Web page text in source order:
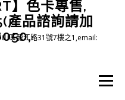
】色卡專售,
產品諮詢請加
區龍江路31號7樓之1,email:
選單